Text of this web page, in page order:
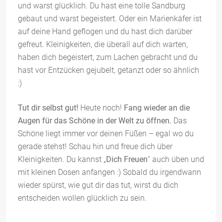
und warst glücklich. Du hast eine tolle Sandburg
gebaut und warst begeistert. Oder ein Marienkäfer ist
auf deine Hand geflogen und du hast dich darüber
gefreut. Kleinigkeiten, die überall auf dich warten,
haben dich begeistert, zum Lachen gebracht und du
hast vor Entzücken gejubelt, getanzt oder so ähnlich
:)
Tut dir selbst gut! Heute noch! Fang wieder an die
Augen für das Schöne in der Welt zu öffnen. Das
Schöne liegt immer vor deinen Füßen – egal wo du
gerade stehst! Schau hin und freue dich über
Kleinigkeiten. Du kannst „Dich Freuen“ auch üben und
mit kleinen Dosen anfangen :) Sobald du irgendwann
wieder spürst, wie gut dir das tut, wirst du dich
entscheiden wollen glücklich zu sein.